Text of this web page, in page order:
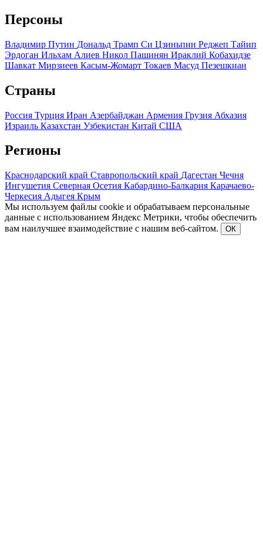
Персоны
Владимир Путин Дональд Трамп Си Цзиньпин Реджеп Тайип
Эрдоган Ильхам Алиев Никол Пашинян Ираклий Кобахидзе
Шавкат Мирзиеев Касым-Жомарт Токаев Масуд Пезешкиан
Страны
Россия Турция Иран Азербайджан Армения Грузия Абхазия
Израиль Казахстан Узбекистан Китай США
Регионы
Краснодарский край Ставропольский край Дагестан Чечня
Ингушетия Северная Осетия Кабардино-Балкария Карачаево-
Черкесия Адыгея Крым
Мы используем файлы cookie и обрабатываем персональные
данные с использованием Яндекс Метрики, чтобы обеспечить
вам наилучшее взаимодействие с нашим веб-сайтом.
ОК